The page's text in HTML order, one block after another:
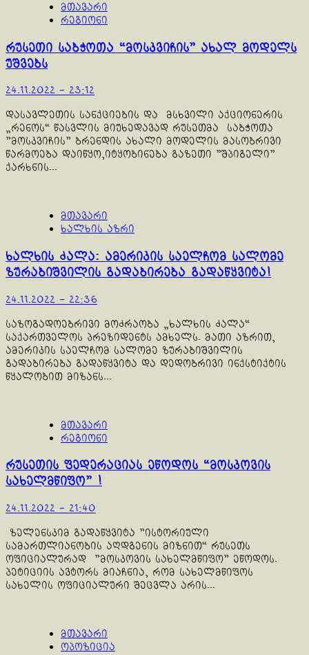
მთავარი
რეგიონი
რუსეთი საბჭოთა “მოსკვიჩის” ახალ მოდელს
უშვებს
24.11.2022 - 23:12
დასავლეთის სანქციების და მსხვილი აქციონერის
„რენოს“ წასვლის მიუხედავად რუსეთმა საბჭოთა
"მოსკვიჩის" ბრენდის ახალი მოდელის მასობრივი
წარმოება დაიწყო,იტყობინება გაზეთი "შპიგელი"
ქარხნის...
მთავარი
ხალხის აზრი
ხალხის ძალა: ამერიკის საელჩომ სალომე
ზურაბიშვილის გადაბირება გადაწყვიტა!
24.11.2022 - 22:36
საზოგადოებრივი მოძრაობა „ხალხის ძალა“
საქართველოს პრეზიდენტს ამხელს. მათი აზრით,
ამერიკის საელჩომ სალომე ზურაბიშვილის
გადაბირება გადაწყვიტა და დედობრივი ინქსტიქტის
წყალობით მიზანს...
მთავარი
რეგიონი
რუსეთის ფედერაციას ეწოდოს “მოსკოვის
სახელმწიფო” !
24.11.2022 - 21:40
ზელენსკიმ გადაწყვიტა "ისტორიული
სამართლიანობის აღდგენის მიზნით“ რუსეთს
ოფიციალურად "მოსკოვის სახელმწიფო" ეწოდოს.
პეტიციის ავტორს მიაჩნია, რომ სახელმწიფოს
სახელის ოფიციალური შეცვლა არის...
მთავარი
ოპოზიცია